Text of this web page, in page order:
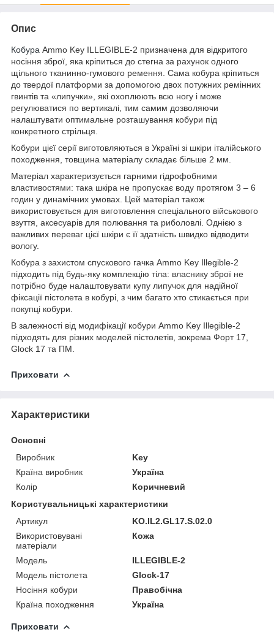
Опис
Кобура Ammo Key ILLEGIBLE-2 призначена для відкритого
носіння зброї, яка кріпиться до стегна за рахунок одного
щільного тканинно-гумового ремення. Сама кобура кріпиться
до твердої платформи за допомогою двох потужних ремінних
гвинтів та «липучки», які охоплюють всю ногу і може
регулюватися по вертикалі, тим самим дозволяючи
налаштувати оптимальне розташування кобури під
конкретного стрільця.
Кобури цієї серії виготовляються в Україні зі шкіри італійського
походження, товщина матеріалу складає більше 2 мм.
Матеріал характеризується гарними гідрофобними
властивостями: така шкіра не пропускає воду протягом 3 – 6
годин у динамічних умовах. Цей матеріал також
використовується для виготовлення спеціального військового
взуття, аксесуарів для полювання та риболовлі. Однією з
важливих переваг цієї шкіри є її здатність швидко відводити
вологу.
Кобура з захистом спускового гачка Ammo Key Illegible-2
підходить під будь-яку комплекцію тіла: власнику зброї не
потрібно буде налаштовувати купу липучок для надійної
фіксації пістолета в кобурі, з чим багато хто стикається при
покупці кобури.
В залежності від модифікації кобури Ammo Key Illegible-2
підходять для різних моделей пістолетів, зокрема Форт 17,
Glock 17 та ПМ.
Приховати
Характеристики
Основні
Виробник
Key
Країна виробник
Україна
Колір
Коричневий
Користувальницькі характеристики
Артикул
KO.IL2.GL17.S.02.0
Використовувані
матеріали
Кожа
Мoдель
ILLEGIBLE-2
Модель пістолета
Glock-17
Носіння кобури
Правобічна
Країна походження
Україна
Приховати